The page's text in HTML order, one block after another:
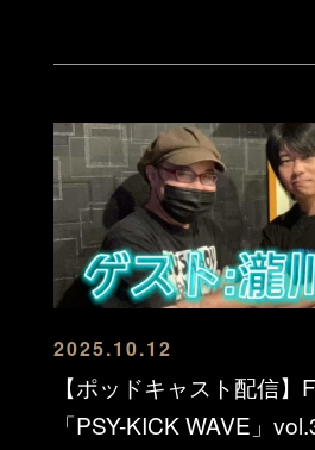
2025.10.12
【ポッドキャスト配信】
「PSY-KICK WAVE」